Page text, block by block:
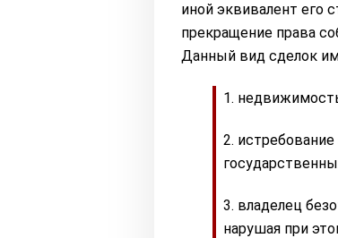
иной эквивалент его
прекращение права
Данный вид сделок
владелец
нарушая при